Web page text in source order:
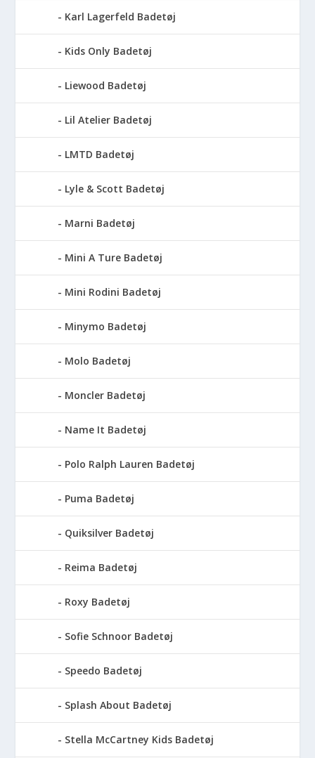
Karl Lagerfeld Badetøj
Kids Only Badetøj
Liewood Badetøj
Lil Atelier Badetøj
LMTD Badetøj
Lyle & Scott Badetøj
Marni Badetøj
Mini A Ture Badetøj
Mini Rodini Badetøj
Minymo Badetøj
Molo Badetøj
Moncler Badetøj
Name It Badetøj
Polo Ralph Lauren Badetøj
Puma Badetøj
Quiksilver Badetøj
Reima Badetøj
Roxy Badetøj
Sofie Schnoor Badetøj
Speedo Badetøj
Splash About Badetøj
Stella McCartney Kids Badetøj